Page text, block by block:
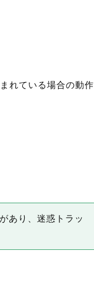
れている場合の動作
あり、迷惑トラッ